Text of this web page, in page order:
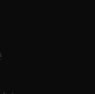
Sazerac